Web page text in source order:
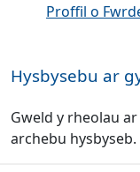
Proffil o
Hysbysebu ar
Gweld y rheolau
archebu hysbyseb.